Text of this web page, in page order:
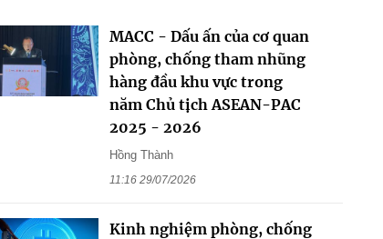
MACC - Dấu ấn của cơ quan
phòng, chống tham nhũng
hàng đầu khu vực trong
năm Chủ tịch ASEAN-PAC
2025 - 2026
Hồng Thành
11:16 29/07/2026
Kinh nghiệm phòng, chống